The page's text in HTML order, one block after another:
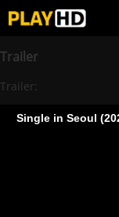
Trailer
Trailer:
Single in Seoul